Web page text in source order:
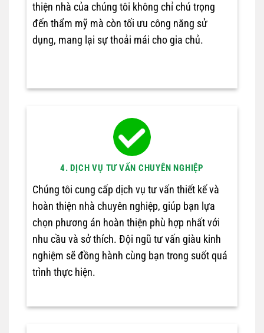
thiện nhà của chúng tôi không chỉ chú trọng
đến thẩm mỹ mà còn tối ưu công năng sử
dụng, mang lại sự thoải mái cho gia chủ.
4. DỊCH VỤ TƯ VẤN CHUYÊN NGHIỆP
Chúng tôi cung cấp dịch vụ tư vấn thiết kế và
hoàn thiện nhà chuyên nghiệp, giúp bạn lựa
chọn phương án hoàn thiện phù hợp nhất với
nhu cầu và sở thích. Đội ngũ tư vấn giàu kinh
nghiệm sẽ đồng hành cùng bạn trong suốt quá
trình thực hiện.